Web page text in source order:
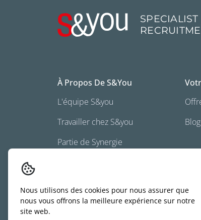
Nous utilisons des cookies pour nous assurer que
nous vous offrons la meilleure expérience sur notre
site web.
SPECIALIST
À Propos De S&you
L'équipe S&you
Travailler chez S&you
Partie de Synergie
Blog